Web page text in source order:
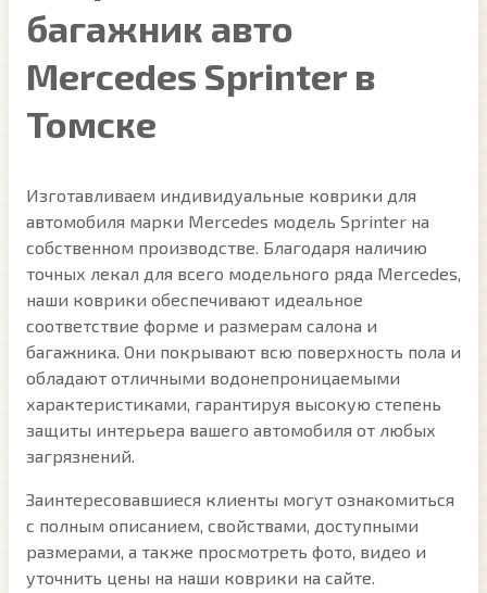
багажник авто
Mercedes Sprinter в
Томске
Изготавливаем индивидуальные коврики для
автомобиля марки Mercedes модель Sprinter на
собственном производстве. Благодаря наличию
точных лекал для всего модельного ряда Mercedes,
наши коврики обеспечивают идеальное
соответствие форме и размерам салона и
багажника. Они покрывают всю поверхность пола и
обладают отличными водонепроницаемыми
характеристиками, гарантируя высокую степень
защиты интерьера вашего автомобиля от любых
загрязнений.
Заинтересовавшиеся клиенты могут ознакомиться
с полным описанием, свойствами, доступными
размерами, а также просмотреть фото, видео и
уточнить цены на наши коврики на сайте.